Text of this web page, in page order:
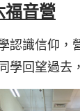
福音營
認識信仰，
學回望過去